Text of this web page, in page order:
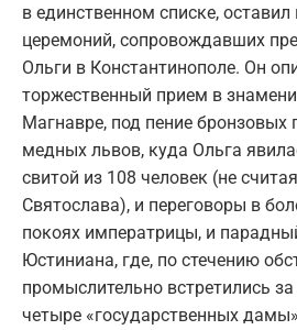
в единственном списке,
церемоний, сопровождавших
Ольги в Константинополе. Он
торжественный прием в
Магнавре, под пение бронзовых
медных львов, куда Ольга
свитой из 108 человек (не
Святослава), и переговоры в
покоях императрицы, и
Юстиниана, где, по стечению
промыслительно встретились
четыре «государственных